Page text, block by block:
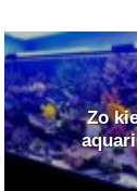
Zo